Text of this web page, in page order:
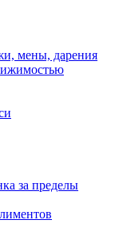
мены, дарения
за пределы